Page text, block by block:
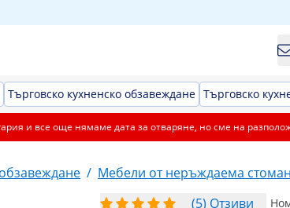
Търговско кухненско обзавеждане Търговско
и все още нямаме дата за отваряне, но сме на
/ Мебели от неръждаема
(5) Отзиви